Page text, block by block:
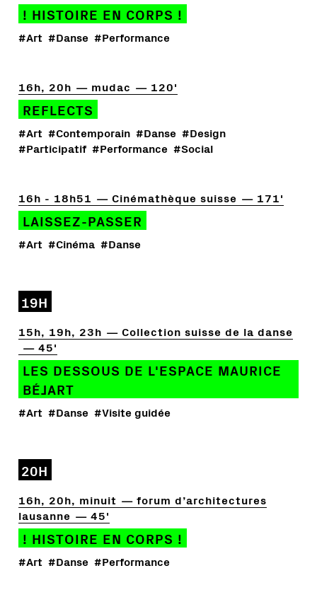
! HISTOIRE EN CORPS !
#Art #Danse #Performance
16h, 20h mudac 120'
REFLECTS
#Art #Contemporain #Danse #Design
#Participatif #Performance #Social
16h - 18h51 Cinémathèque suisse 171'
LAISSEZ-PASSER
#Art #Cinéma #Danse
19H
15h, 19h, 23h
Collection suisse de la danse
45'
LES DESSOUS DE L'ESPACE MAURICE
BÉJART
#Art #Danse #Visite guidée
20H
16h, 20h, minuit
forum d’architectures
lausanne
45'
! HISTOIRE EN CORPS !
#Art #Danse #Performance